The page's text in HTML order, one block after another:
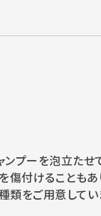
ンプーを泡立たせ
傷付けることも
をご用意してい